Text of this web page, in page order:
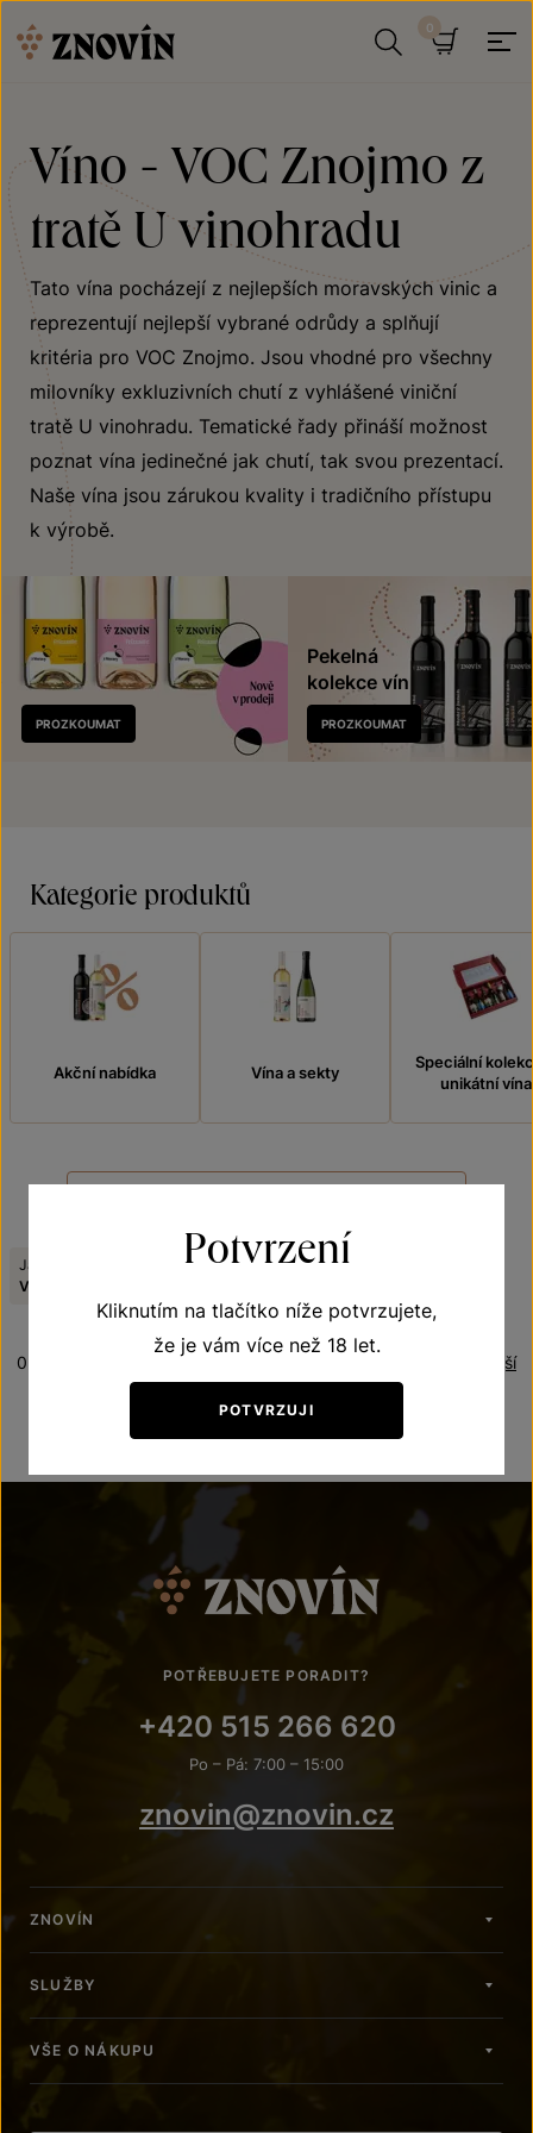
Víno - VOC Znojmo z
tratě U vinohradu
Tato vína pocházejí z nejlepších moravských vinic a
reprezentují nejlepší vybrané odrůdy a splňují
kritéria pro VOC Znojmo. Jsou vhodné pro všechny
milovníky exkluzivních chutí z vyhlášené viniční
tratě U vinohradu. Tematické řady přináší možnost
poznat vína jedinečné jak chutí, tak svou prezentací.
Naše vína jsou zárukou kvality i tradičního přístupu
k výrobě.
Nově
v prodeji
PROZKOUMAT
Pekelná
kolekce vín
PROZKOUMAT
Kategorie produktů
Akční nabídka Vína a sekty
Speciální
unikátní vína
Jakostní stupeň:
VOC Znojmo
Viniční trať:
Nejlevnější
0 produktů
POTŘEBUJETE PORADIT?
+420 515 266 620
Po – Pá: 7:00 – 15:00
znovin@znovin.cz
ZNOVÍN
SLUŽBY
VŠE O NÁKUPU
Potvrzení
Kliknutím na tlačítko níže potvrzujete,
že je vám více než 18 let.
POTVRZUJI